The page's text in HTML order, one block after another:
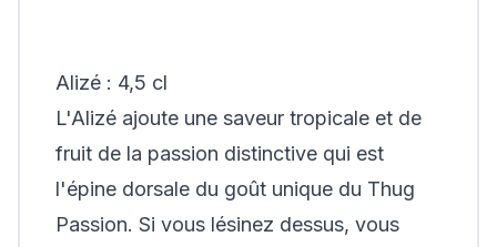
Alizé : 4,5 cl
L'Alizé ajoute une saveur tropicale et de
fruit de la passion distinctive qui est
l'épine dorsale du goût unique du Thug
Passion. Si vous lésinez dessus, vous